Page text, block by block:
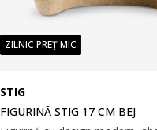
ZILNIC PREȚ MIC
STIG
FIGURINĂ STIG 17 CM BEJ